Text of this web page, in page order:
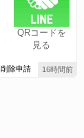
QRコードを
見る
16時間前
削除申請